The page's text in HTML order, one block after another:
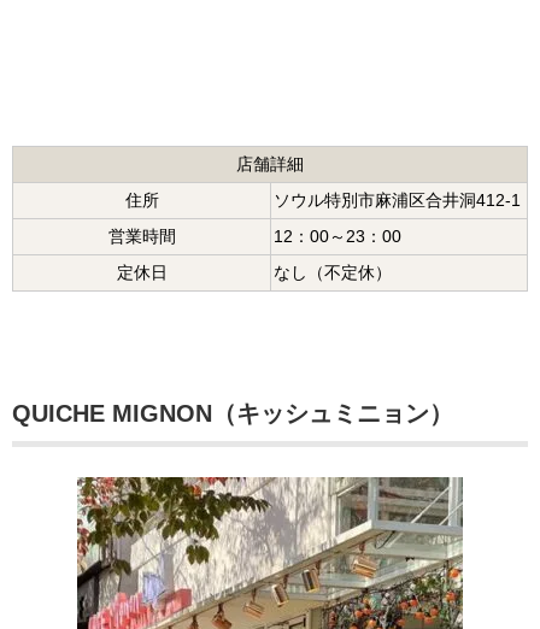
店舗詳細
住所
ソウル特別市麻浦区合井洞412-1
営業時間
12：00～23：00
定休日
なし（不定休）
QUICHE MIGNON（キッシュミニョン）